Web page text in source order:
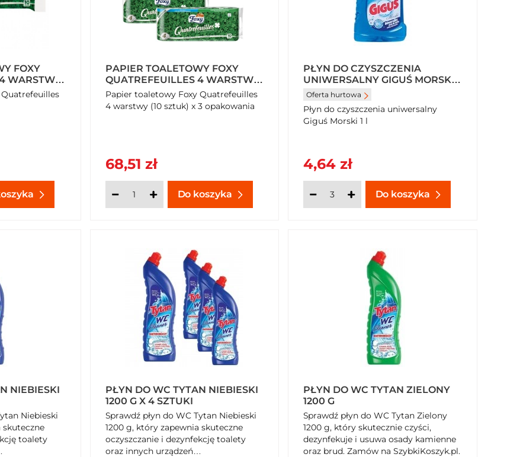
FOXY
WARSTWY
PAPIER TOALETOWY FOXY
QUATREFEUILLES 4 WARSTWY
(10 SZTUK) X 3 OPAKOWANIA
Papier toaletowy Foxy Quatrefeuilles
4 warstwy (10 sztuk) x 3 opakowania
68,51 zł
Do koszyka
PŁYN DO CZYSZCZENIA
UNIWERSALNY GIGUŚ MORSKI 1
L
Oferta hurtowa
Płyn do czyszczenia uniwersalny
Giguś Morski 1 l
4,64 zł
Do koszyka
NIEBIESKI
Niebieski
skuteczne
toalety
PŁYN DO WC TYTAN NIEBIESKI
1200 G X 4 SZTUKI
Sprawdź płyn do WC Tytan Niebieski
1200 g, który zapewnia skuteczne
oczyszczanie i dezynfekcję toalety
oraz innych urządzeń
PŁYN DO WC TYTAN ZIELONY
1200 G
Sprawdź płyn do WC Tytan Zielony
1200 g, który skutecznie czyści,
dezynfekuje i usuwa osady kamienne
oraz brud. Zamów na SzybkiKoszyk.pl.